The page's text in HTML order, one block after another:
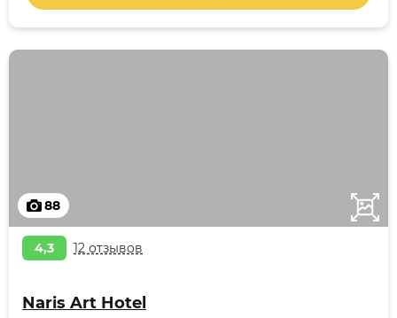
88
4,3 12 отзывов
Naris Art Hotel